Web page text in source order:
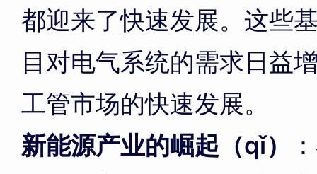
都迎来了快速发展。这些
目对电气系统的需求日益
工管市场的快速发展。
新能源产业的崛起（qǐ）